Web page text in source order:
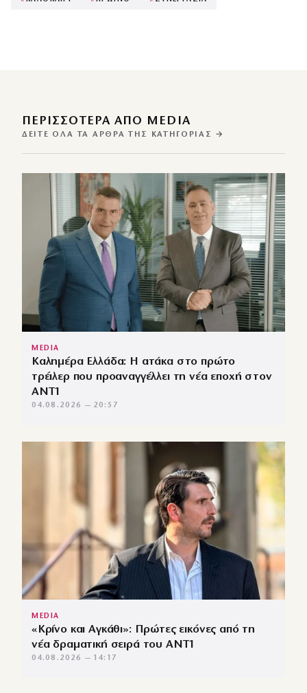
ΠΕΡΙΣΣΌΤΕΡΑ ΑΠΌ MEDIA
ΔΕΊΤΕ ΌΛΑ ΤΑ ΆΡΘΡΑ ΤΗΣ ΚΑΤΗΓΟΡΊΑΣ →
MEDIA
Καλημέρα Ελλάδα: Η ατάκα στο πρώτο
τρέιλερ που προαναγγέλλει τη νέα εποχή στον
ΑΝΤ1
04.08.2026 — 20:57
MEDIA
«Κρίνο και Αγκάθι»: Πρώτες εικόνες από τη
νέα δραματική σειρά του ANT1
04.08.2026 — 14:17